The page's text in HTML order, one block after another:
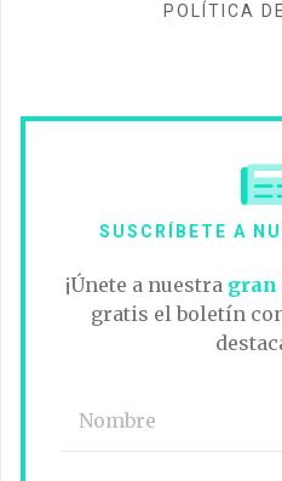
POLÍTICA
SUSCRÍBETE A
¡Únete a nuestra gran
gratis el boletín